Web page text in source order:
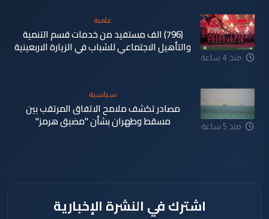
منذ 4 ساعة
علمية
(796) الف مستفيد من خدمات قسم التنمية
والتأهيل الاجتماعي للشباب في الزيارة الاربعينية
منذ 5 ساعة
سياسية
مصادر تكشف ملامح الاتفاق المرتقب بين
مسقط وطهران بشأن "مضيق هرمز"
اشترك في النشرة الإخبارية